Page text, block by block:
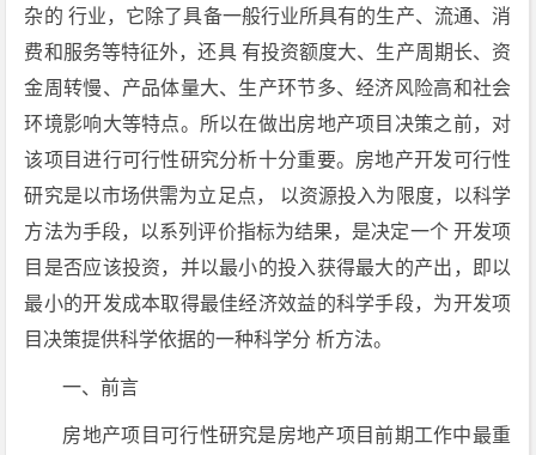
杂的 行业，它除了具备一般行业所具有的生产、流通、消
费和服务等特征外，还具 有投资额度大、生产周期长、资
金周转慢、产品体量大、生产环节多、经济风险高和社会
环境影响大等特点。所以在做出房地产项目决策之前，对
该项目进行可行性研究分析十分重要。房地产开发可行性
研究是以市场供需为立足点， 以资源投入为限度，以科学
方法为手段，以系列评价指标为结果，是决定一个 开发项
目是否应该投资，并以最小的投入获得最大的产出，即以
最小的开发成本取得最佳经济效益的科学手段，为开发项
目决策提供科学依据的一种科学分 析方法。
一、前言
房地产项目可行性研究是房地产项目前期工作中最重